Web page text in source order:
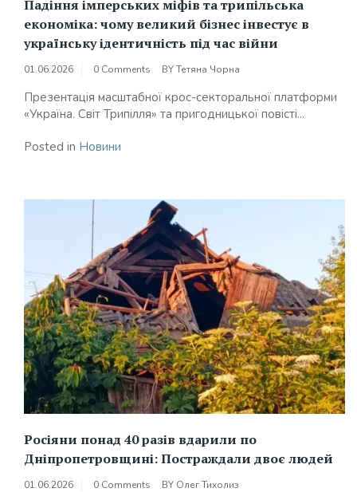
Падіння імперських міфів та трипільська
економіка: чому великий бізнес інвестує в
українську ідентичність під час війни
01.06.2026 0 Comments BYТетяна Чорна
Презентація масштабної крос-секторальної платформи
«Україна. Світ Трипілля» та пригодницької повісті...
Posted in Новини
Росіяни понад 40 разів вдарили по
Дніпропетровщині: Постраждали двоє людей
01.06.2026 0 Comments BY Олег Тихолиз